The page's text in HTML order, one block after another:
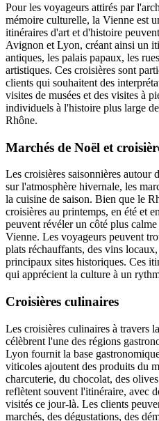
Pour les voyageurs attirés par
mémoire culturelle, la Vienne est
itinéraires d'art et d'histoire
Avignon et Lyon, créant ainsi un
antiques, les palais papaux, les
artistiques. Ces croisières sont
clients qui souhaitent des
visites de musées et des visites à
individuels à l'histoire plus large
Rhône.
Marchés de Noël et
Les croisières saisonnières autour
sur l'atmosphère hivernale, les
la cuisine de saison. Bien que le
croisières au printemps, en été et
peuvent révéler un côté plus
Vienne. Les voyageurs peuvent
plats réchauffants, des vins
principaux sites historiques. Ces
qui apprécient la culture à un
Croisières culinaires
Les croisières culinaires à travers
célèbrent l'une des régions
Lyon fournit la base
viticoles ajoutent des produits du
charcuterie, du chocolat, des
reflètent souvent l'itinéraire, avec
visités ce jour-là. Les clients
marchés, des dégustations, des